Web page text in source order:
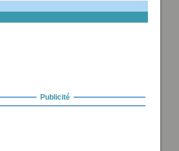
Publicité